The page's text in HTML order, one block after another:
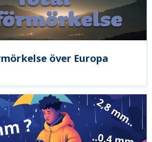
över Europa